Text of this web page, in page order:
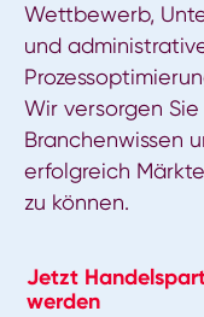
Wettbewerb,
und
Wir versorgen
Branchenwissen
erfolgreich
zu können.
Jetzt
werden